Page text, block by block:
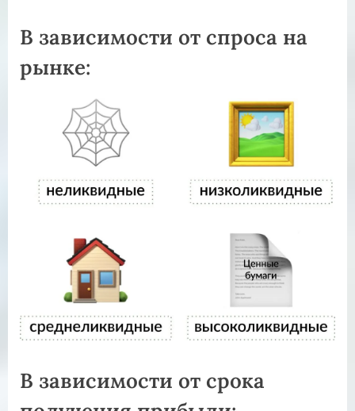
В зависимости от спроса на
рынке:
В зависимости от срока